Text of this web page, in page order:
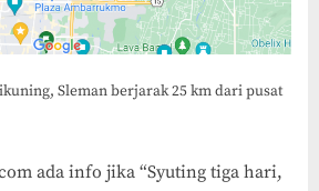
Sleman berjarak 25 km dari pusat
ada info jika “Syuting tiga hari,